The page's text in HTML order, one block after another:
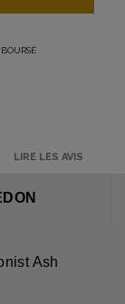
LIRE LES AVIS
Ash